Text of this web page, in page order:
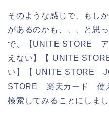
そのような感じで、もし
があるのかも、、、と思
で、【UNITE STORE
えない】【 UNITE
い】【 UNITE STORE
STORE 楽天カード 使
検索してみることにしまし